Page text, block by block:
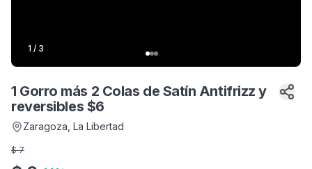
1 / 3
1 Gorro más 2 Colas de Satín Antifrizz y
reversibles $6
Zaragoza , La Libertad
$ 7